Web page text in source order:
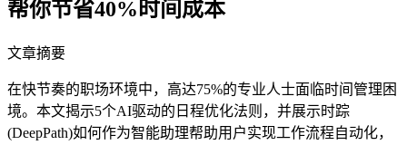
帮你节省40%时间成本
文章摘要
在快节奏的职场环境中，高达75%的专业人士面临时间管理困
境。本文揭示5个AI驱动的日程优化法则，并展示时踪
(DeepPath)如何作为智能助理帮助用户实现工作流程自动化，